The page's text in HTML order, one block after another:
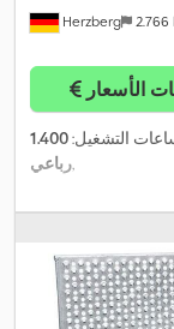
Herzberg 2.766
الأسعار
التشغيل:
رباعي,